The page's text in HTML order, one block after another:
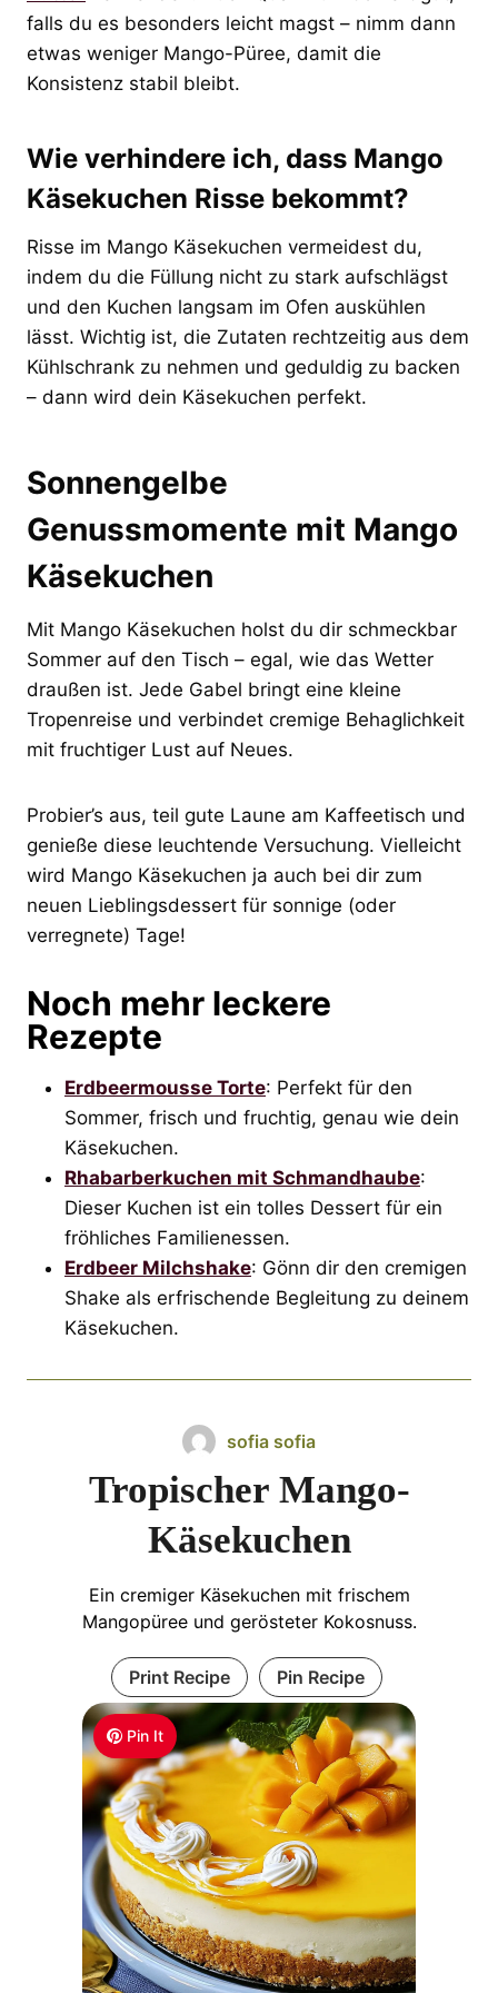
falls du es besonders leicht magst – nimm dann
etwas weniger Mango-Püree, damit die
Konsistenz stabil bleibt.
Wie verhindere ich, dass Mango
Käsekuchen Risse bekommt?
Risse im Mango Käsekuchen vermeidest du,
indem du die Füllung nicht zu stark aufschlägst
und den Kuchen langsam im Ofen auskühlen
lässt. Wichtig ist, die Zutaten rechtzeitig aus dem
Kühlschrank zu nehmen und geduldig zu backen
– dann wird dein Käsekuchen perfekt.
Sonnengelbe
Genussmomente mit Mango
Käsekuchen
Mit Mango Käsekuchen holst du dir schmeckbar
Sommer auf den Tisch – egal, wie das Wetter
draußen ist. Jede Gabel bringt eine kleine
Tropenreise und verbindet cremige Behaglichkeit
mit fruchtiger Lust auf Neues.
Probier’s aus, teil gute Laune am Kaffeetisch und
genieße diese leuchtende Versuchung. Vielleicht
wird Mango Käsekuchen ja auch bei dir zum
neuen Lieblingsdessert für sonnige (oder
verregnete) Tage!
Noch mehr leckere
Rezepte
Erdbeermousse Torte: Perfekt für den
Sommer, frisch und fruchtig, genau wie dein
Käsekuchen.
Rhabarberkuchen mit Schmandhaube:
Dieser Kuchen ist ein tolles Dessert für ein
fröhliches Familienessen.
Erdbeer Milchshake: Gönn dir den cremigen
Shake als erfrischende Begleitung zu deinem
Käsekuchen.
Pin It
sofia sofia
Tropischer Mango-
Käsekuchen
Ein cremiger Käsekuchen mit frischem
Mangopüree und gerösteter Kokosnuss.
Print Recipe Pin Recipe